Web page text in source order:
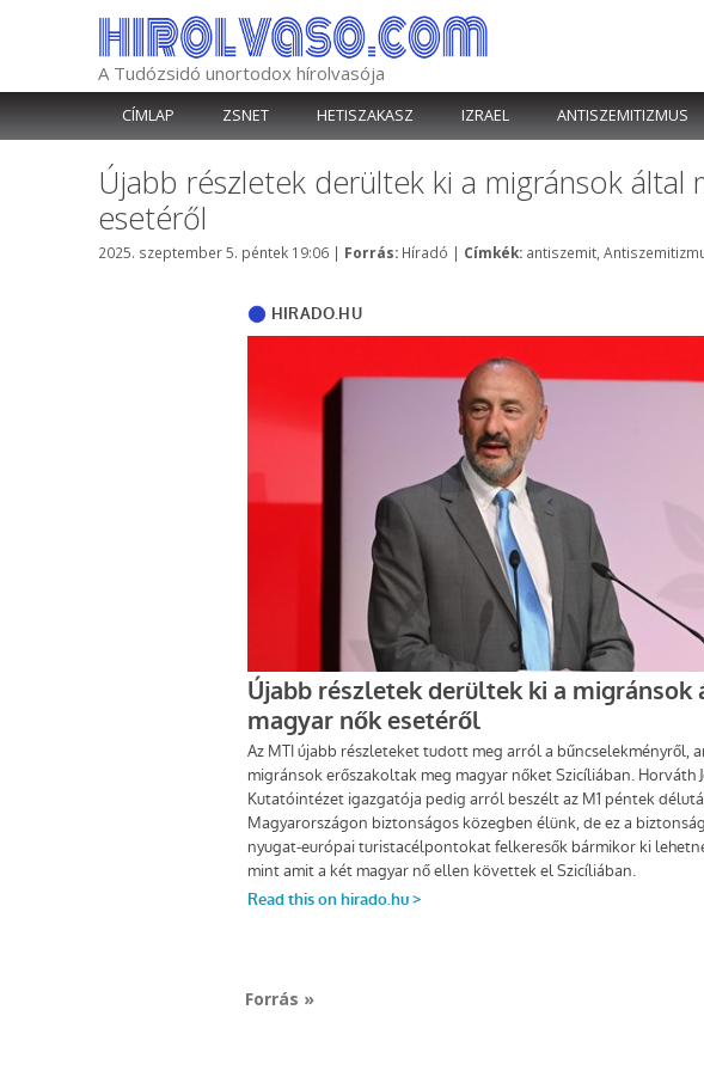
A Tudózsidó unortodox hírolvasója
CÍMLAP ZSNET HETISZAKASZ IZRAEL ANTISZEMITIZMUS
Újabb részletek derültek ki a migránsok által
esetéről
2025. szeptember 5. péntek 19:06 | Forrás: Kategória
Híradó | Címkék: Címkék
antiszemit
Forrás »